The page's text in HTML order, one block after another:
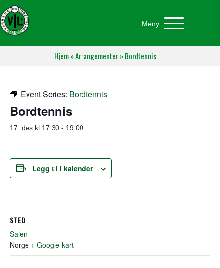
Meny
Hjem»Arrangementer»Bordtennis
Event Series: Bordtennis
Bordtennis
17. des kl.17:30 - 19:00
Legg til i kalender
STED
Salen
Norge + Google-kart